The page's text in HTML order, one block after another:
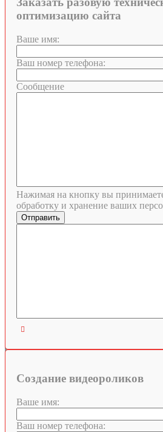
оптимизацию сайта
Ваше имя:
Ваш номер телефона:
Сообщение
Нажимая на кнопку вы
обработку и хранение ваших

Создание видеороликов
Ваше имя:
Ваш номер телефона: